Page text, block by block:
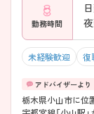
勤務時間
未経験歓迎 復
栃木県小山市に位